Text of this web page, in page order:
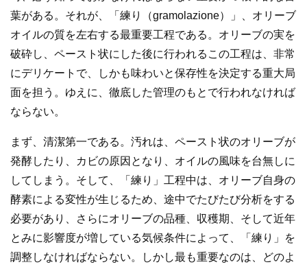
葉がある。それが、「練り（gramolazione）」、オリーブ
オイルの質を左右する最重要工程である。オリーブの実を
破砕し、ペースト状にした後に行われるこの工程は、非常
にデリケートで、しかも味わいと保存性を決定する重大局
面を担う。ゆえに、徹底した管理のもとで行われなければ
ならない。
まず、清潔第一である。汚れは、ペースト状のオリーブが
発酵したり、カビの原因となり、オイルの風味を台無しに
してしまう。そして、「練り」工程中は、オリーブ自身の
酵素による変性が生じるため、途中でたびたび分析をする
必要があり、さらにオリーブの品種、収穫期、そして近年
とみに影響度が増している気候条件によって、「練り」を
調整しなければならない。しかし最も重要なのは、どのよ